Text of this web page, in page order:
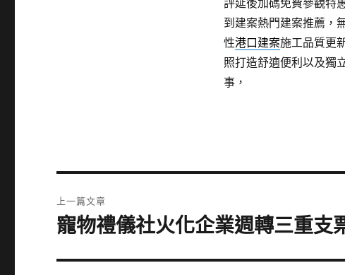
評延後加碼免費參觀特
到建案熱門建案推薦，
性港口建案施工品質更
照打造舒適便利以及獨
事，
章
上一篇文章
上
篇
寵物禮儀社火化企業週轉三重支